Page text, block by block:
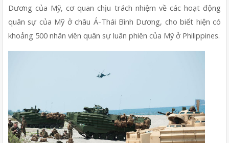
Dương của Mỹ, cơ quan chịu trách nhiệm về các hoạt động
quân sự của Mỹ ở châu Á-Thái Bình Dương, cho biết hiện có
khoảng 500 nhân viên quân sự luân phiên của Mỹ ở Philippines.